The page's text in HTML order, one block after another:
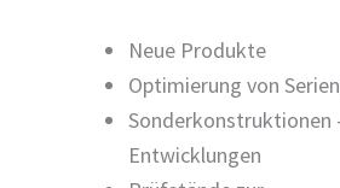
Neue Produkte
Optimierung von
Sonderkonstruktionen
Entwicklungen